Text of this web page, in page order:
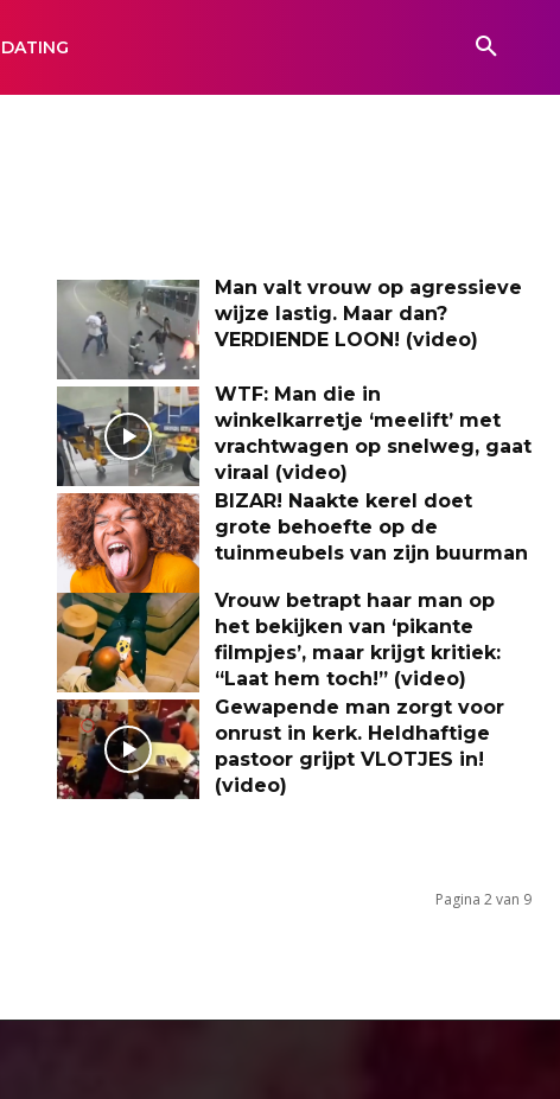
DATING
Man valt vrouw op agressieve
wijze lastig. Maar dan?
VERDIENDE LOON! (video)
WTF: Man die in
winkelkarretje ‘meelift’ met
vrachtwagen op snelweg, gaat
viraal (video)
BIZAR! Naakte kerel doet
grote behoefte op de
tuinmeubels van zijn buurman
Vrouw betrapt haar man op
het bekijken van ‘pikante
filmpjes’, maar krijgt kritiek:
“Laat hem toch!” (video)
Gewapende man zorgt voor
onrust in kerk. Heldhaftige
pastoor grijpt VLOTJES in!
(video)
Pagina 2 van 9